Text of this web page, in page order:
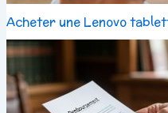
Acheter une Lenovo